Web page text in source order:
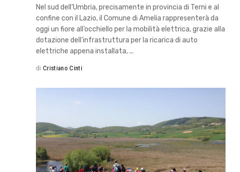
Nel sud dell’Umbria, precisamente in provincia di Terni e al
confine con il Lazio, il Comune di Amelia rappresenterà da
oggi un fiore all’occhiello per la mobilità elettrica, grazie alla
dotazione dell’infrastruttura per la ricarica di auto
elettriche appena installata,
di Cristiano Cinti